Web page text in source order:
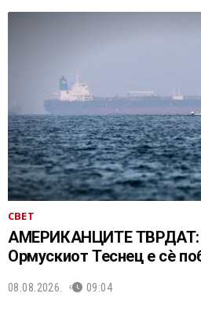
СВЕТ
АМЕРИКАНЦИТЕ ТВРДАТ:
Ормускиот Теснец е сè
08.08.2026. 09:04